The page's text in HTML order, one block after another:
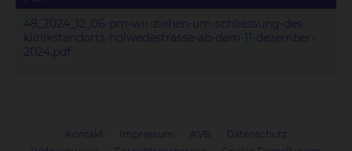
48_2024_12_06-pm-wir-ziehen-um-schliessung-des-
klinikstandorts-holwedestrasse-ab-dem-11-dezember-
2024.pdf
Kontakt Impressum AVB
Datenschutz